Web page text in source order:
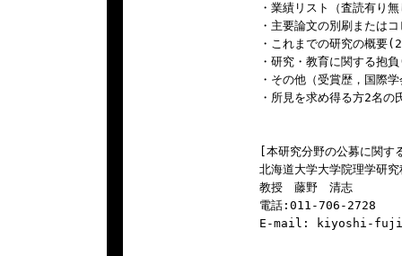
・業績リスト（査読有り
・主要論文の別刷または
・これまでの研究の概要
・研究・教育に関する抱
・その他（受賞歴，国際
・所見を求め得る方2名の
[本研究分野の公募に関
北海道大学大学院理学研
教授　藤野　清志
電話:011-706-2728
E-mail: kiyoshi-